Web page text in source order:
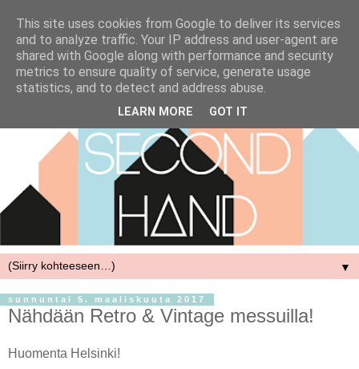
▼
sunnuntai 5. maaliskuuta 2017
Nähdään Retro & Vintage messuilla!
Huomenta Helsinki!
This site uses cookies from Google to deliver its services
and to analyze traffic. Your IP address and user-agent are
shared with Google along with performance and security
metrics to ensure quality of service, generate usage
statistics, and to detect and address abuse.
LEARN MORE GOT IT